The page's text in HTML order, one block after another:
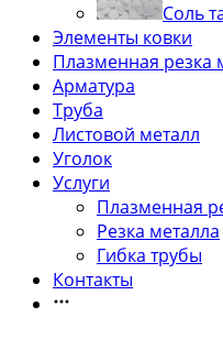
Соль
Элементы ковки
Плазменная резка
Арматура
Труба
Листовой металл
Уголок
Услуги
Плазменная
Резка металла
Гибка трубы
Контакты